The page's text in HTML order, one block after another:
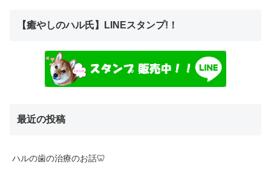
【癒やしのハル氏】LINEスタンプ!！
最近の投稿
ハルの歯の治療のお話🦷